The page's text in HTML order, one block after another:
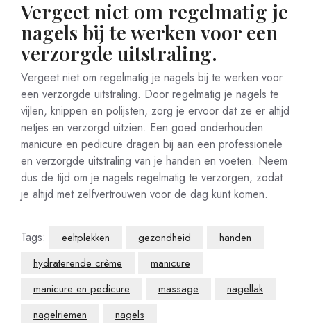
Vergeet niet om regelmatig je
nagels bij te werken voor een
verzorgde uitstraling.
Vergeet niet om regelmatig je nagels bij te werken voor
een verzorgde uitstraling. Door regelmatig je nagels te
vijlen, knippen en polijsten, zorg je ervoor dat ze er altijd
netjes en verzorgd uitzien. Een goed onderhouden
manicure en pedicure dragen bij aan een professionele
en verzorgde uitstraling van je handen en voeten. Neem
dus de tijd om je nagels regelmatig te verzorgen, zodat
je altijd met zelfvertrouwen voor de dag kunt komen.
Tags: eeltplekken gezondheid
handen
hydraterende crème
manicure
manicure en pedicure
massage
nagellak
nagelriemen
nagels